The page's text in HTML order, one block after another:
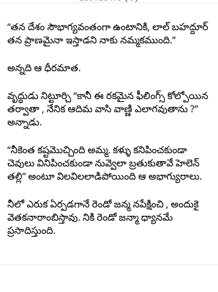
“తన దేశం సౌభాగ్యవంతంగా ఉంటానికి, లాల్ బహద్దూర్
తన ప్రాణమైనా ఇస్తాడని నాకు నమ్మకముంది.”
అన్నది ఆ ధీరమాత.
వృద్ధుడు నిట్టూర్చి “కానీ ఈ రకమైన ఫీలింగ్స్ కోల్పోయిన
తర్వాతా , నేనిక ఆదిమ వాసి వాణ్ణి ఎలాగవుతాను ?”
అన్నాడు.
“నీకెంత కష్టమొచ్చింది అమ్మ. కళ్ళు కనిపించకుండా
చెవులు వినిపించకుండా నువ్వెలా బ్రతుకుతావే హెలెన్
తల్లి” అంటూ విలవిలలాడిపోయింది ఆ అభాగ్యురాలు.
నీలో ఎరుక ఏర్పడగానే రెండో జన్మ నపేక్షించి , అందుకై
వెతకనారాంబిస్తావు. నికి రెండో జన్మా ధ్యానమే
ప్రసాదిస్తుంది.